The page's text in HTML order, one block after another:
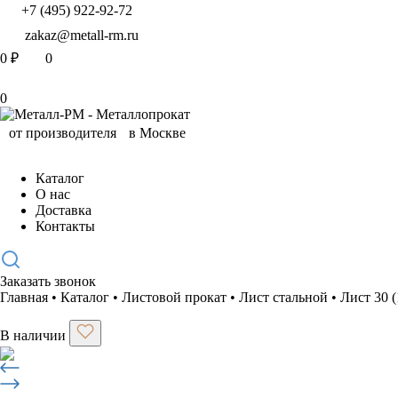
+7 (495) 922-92-72
zakaz@metall-rm.ru
0 ₽ 0
0
Каталог
О нас
Доставка
Контакты
Заказать звонок
Главная • Каталог • Листовой прокат • Лист стальной • Лист 30
В наличии